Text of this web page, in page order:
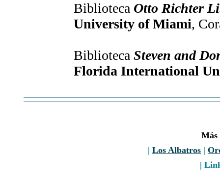
Biblioteca Otto Richter
University of Miami,
Biblioteca Steven and
Florida International
Más
| Los Albatros |
|